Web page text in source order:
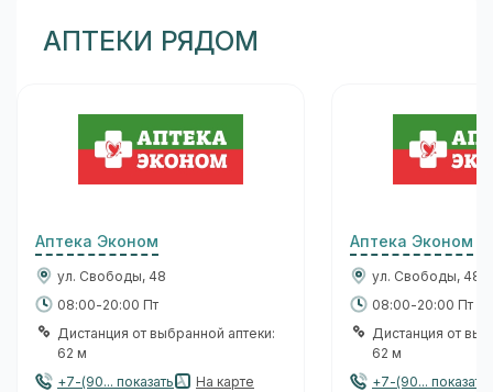
АПТЕКИ РЯДОМ
Аптека Эконом
ул. Свободы, 48
08:00-20:00 Пт
Дистанция от выбранной аптеки:
62 м
+7-(90... показать
На карте
Аптека Эконом
ул. Свободы, 48
08:00-20:00 Пт
Дистанция от
62 м
+7-(90... показать